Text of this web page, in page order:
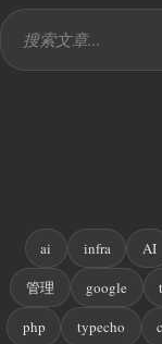
ai infra AI
管理 google
php typecho